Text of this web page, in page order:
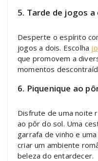
5. Tarde de jogos a
Desperte o espírito
jogos a dois. Escolha
que promovem a
momentos
6. Piquenique ao
Disfrute de uma noite
ao pôr do sol. Uma
garrafa de vinho e uma
criar um ambiente
beleza do entardecer.